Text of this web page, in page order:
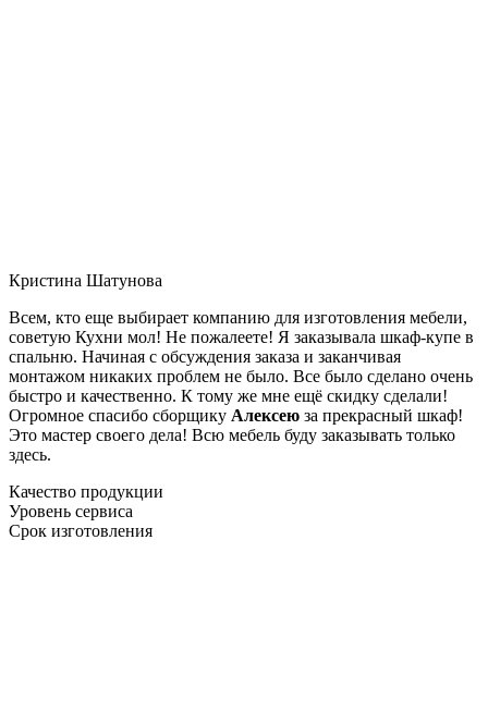
Кристина Шатунова
Всем, кто еще выбирает компанию для изготовления мебели,
советую Кухни мол! Не пожалеете! Я заказывала шкаф-купе в
спальню. Начиная с обсуждения заказа и заканчивая
монтажом никаких проблем не было. Все было сделано очень
быстро и качественно. К тому же мне ещё скидку сделали!
Огромное спасибо сборщику Алексею за прекрасный шкаф!
Это мастер своего дела! Всю мебель буду заказывать только
здесь.
Качество продукции
Уровень сервиса
Срок изготовления